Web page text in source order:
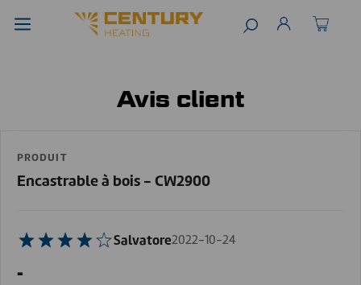
Avis client
PRODUIT
Encastrable à bois - CW2900
Salvatore2022-10-24
-